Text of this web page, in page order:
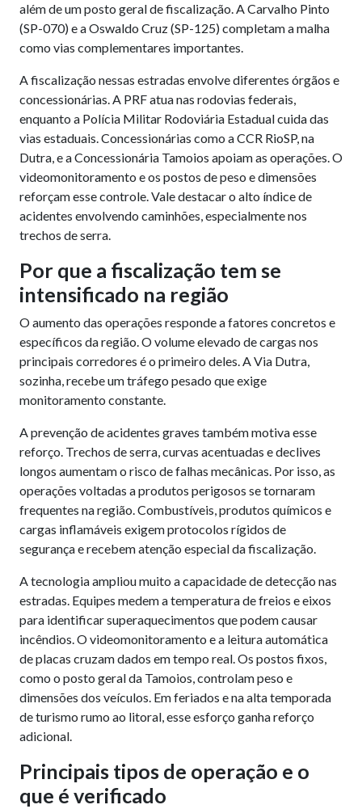
além de um posto geral de fiscalização. A Carvalho Pinto
(SP-070) e a Oswaldo Cruz (SP-125) completam a malha
como vias complementares importantes.
A fiscalização nessas estradas envolve diferentes órgãos e
concessionárias. A PRF atua nas rodovias federais,
enquanto a Polícia Militar Rodoviária Estadual cuida das
vias estaduais. Concessionárias como a CCR RioSP, na
Dutra, e a Concessionária Tamoios apoiam as operações. O
videomonitoramento e os postos de peso e dimensões
reforçam esse controle. Vale destacar o alto índice de
acidentes envolvendo caminhões, especialmente nos
trechos de serra.
Por que a fiscalização tem se
intensificado na região
O aumento das operações responde a fatores concretos e
específicos da região. O volume elevado de cargas nos
principais corredores é o primeiro deles. A Via Dutra,
sozinha, recebe um tráfego pesado que exige
monitoramento constante.
A prevenção de acidentes graves também motiva esse
reforço. Trechos de serra, curvas acentuadas e declives
longos aumentam o risco de falhas mecânicas. Por isso, as
operações voltadas a produtos perigosos se tornaram
frequentes na região. Combustíveis, produtos químicos e
cargas inflamáveis exigem protocolos rígidos de
segurança e recebem atenção especial da fiscalização.
A tecnologia ampliou muito a capacidade de detecção nas
estradas. Equipes medem a temperatura de freios e eixos
para identificar superaquecimentos que podem causar
incêndios. O videomonitoramento e a leitura automática
de placas cruzam dados em tempo real. Os postos fixos,
como o posto geral da Tamoios, controlam peso e
dimensões dos veículos. Em feriados e na alta temporada
de turismo rumo ao litoral, esse esforço ganha reforço
adicional.
Principais tipos de operação e o
que é verificado